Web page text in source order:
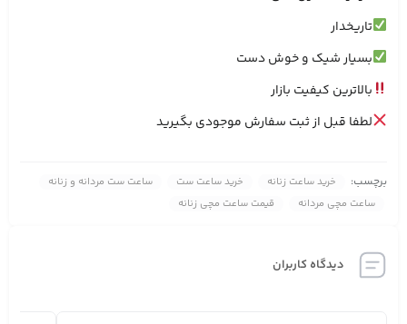
تاریخدار
بسیار شیک و خوش دست
بالاترین کیفیت بازار
لطفا قبل از ثبت سفارش موجودی بگیرید
برچسب: خرید ساعت زنانه خرید ساعت ست
ساعت ست مردانه و زنانه
ساعت مچی مردانه
قیمت ساعت مچی زنانه
دیدگاه کاربران